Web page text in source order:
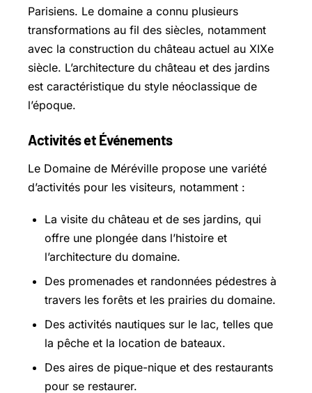
Parisiens. Le domaine a connu plusieurs
transformations au fil des siècles, notamment
avec la construction du château actuel au XIXe
siècle. L’architecture du château et des jardins
est caractéristique du style néoclassique de
l’époque.
Activités et Événements
Le Domaine de Méréville propose une variété
d’activités pour les visiteurs, notamment :
La visite du château et de ses jardins, qui
offre une plongée dans l’histoire et
l’architecture du domaine.
Des promenades et randonnées pédestres à
travers les forêts et les prairies du domaine.
Des activités nautiques sur le lac, telles que
la pêche et la location de bateaux.
Des aires de pique-nique et des restaurants
pour se restaurer.